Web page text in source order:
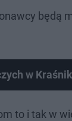
będą
w
to i tak w